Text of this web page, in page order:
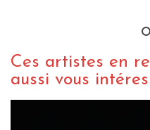
Ces artistes en
aussi vous